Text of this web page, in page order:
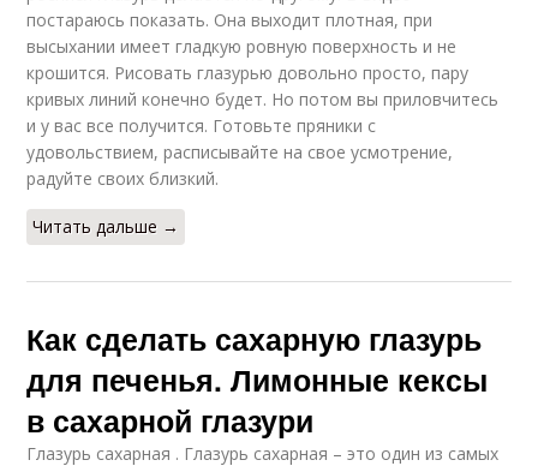
постараюсь показать. Она выходит плотная, при
высыхании имеет гладкую ровную поверхность и не
крошится. Рисовать глазурью довольно просто, пару
кривых линий конечно будет. Но потом вы приловчитесь
и у вас все получится. Готовьте пряники с
удовольствием, расписывайте на свое усмотрение,
радуйте своих близкий.
Читать дальше →
Как сделать сахарную глазурь
для печенья. Лимонные кексы
в сахарной глазури
Глазурь сахарная . Глазурь сахарная – это один из самых